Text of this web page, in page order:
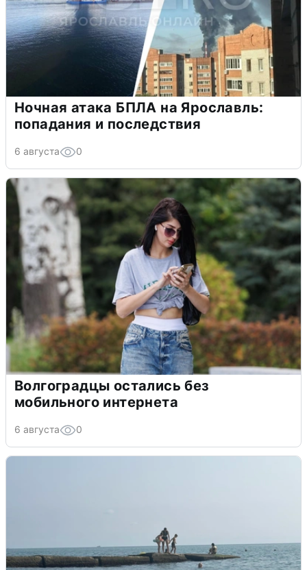
Ночная атака БПЛА на Ярославль:
попадания и последствия
6 августа 0
Волгоградцы остались без
мобильного интернета
6 августа 0